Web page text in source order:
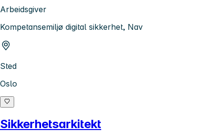
Arbeidsgiver
Kompetansemiljø digital sikkerhet, Nav
Sted
Oslo
Sikkerhetsarkitekt